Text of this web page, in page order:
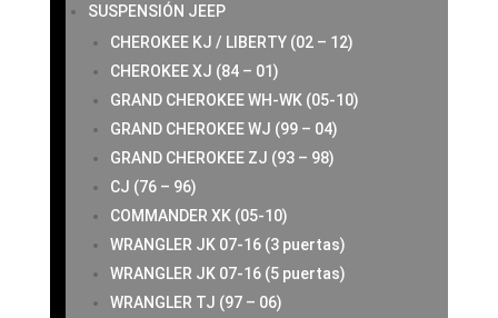
SUSPENSIÓN JEEP
CHEROKEE KJ / LIBERTY (02 – 12)
CHEROKEE XJ (84 – 01)
GRAND CHEROKEE WH-WK (05-10)
GRAND CHEROKEE WJ (99 – 04)
GRAND CHEROKEE ZJ (93 – 98)
CJ (76 – 96)
COMMANDER XK (05-10)
WRANGLER JK 07-16 (3 puertas)
WRANGLER JK 07-16 (5 puertas)
WRANGLER TJ (97 – 06)